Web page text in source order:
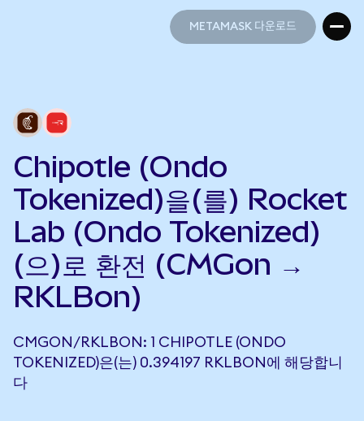
METAMASK 다운로드
Chipotle (Ondo
Tokenized)을(를) Rocket
Lab (Ondo Tokenized)
(으)로 환전 (CMGon →
RKLBon)
CMGON/RKLBON: 1 CHIPOTLE (ONDO
TOKENIZED)은(는) 0.394197 RKLBON에 해당합니
다